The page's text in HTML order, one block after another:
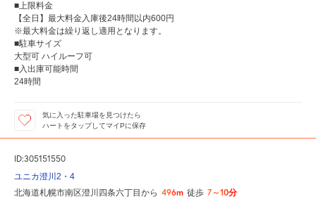
■上限料金
【全日】最大料金入庫後24時間以内600円
※最大料金は繰り返し適用となります。
■駐車サイズ
大型可 ハイルーフ可
■入出庫可能時間
24時間
気に入った駐車場を見つけたら
ハートをタップしてマイPに保存
ID:305151550
ユニカ澄川2・4
北海道札幌市南区澄川四条六丁目から 496m 徒歩 7～10分